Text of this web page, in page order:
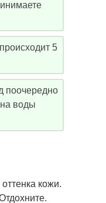
5
поочередно
воды
кожи.